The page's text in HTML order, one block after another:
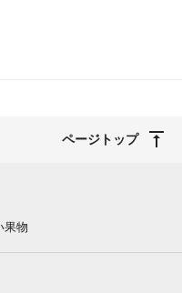
ページトップ
果物